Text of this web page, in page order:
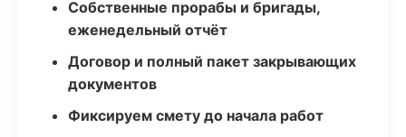
Собственные прорабы и бригады,
еженедельный отчёт
Договор и полный пакет закрывающих
документов
Фиксируем смету до начала работ